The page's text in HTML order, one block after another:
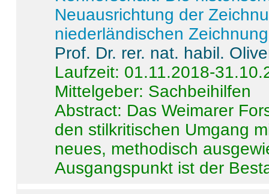
Neuausrichtung der
niederländischen
Prof. Dr. rer. nat. habil.
Laufzeit: 01.11.2018-
Mittelgeber: Sachbeihilfen
Abstract: Das Weimarer
den stilkritischen Umgang
neues, methodisch
Ausgangspunkt ist der